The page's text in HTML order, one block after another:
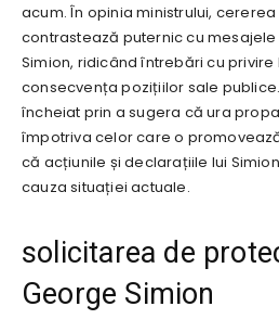
acum. În opinia ministrului,
contrastează puternic cu
Simion, ridicând întrebări cu
consecvența pozițiilor sale
încheiat prin a sugera că ura
împotriva celor care o
că acțiunile și declarațiile lui
cauza situației actuale.
solicitarea de
George Simion